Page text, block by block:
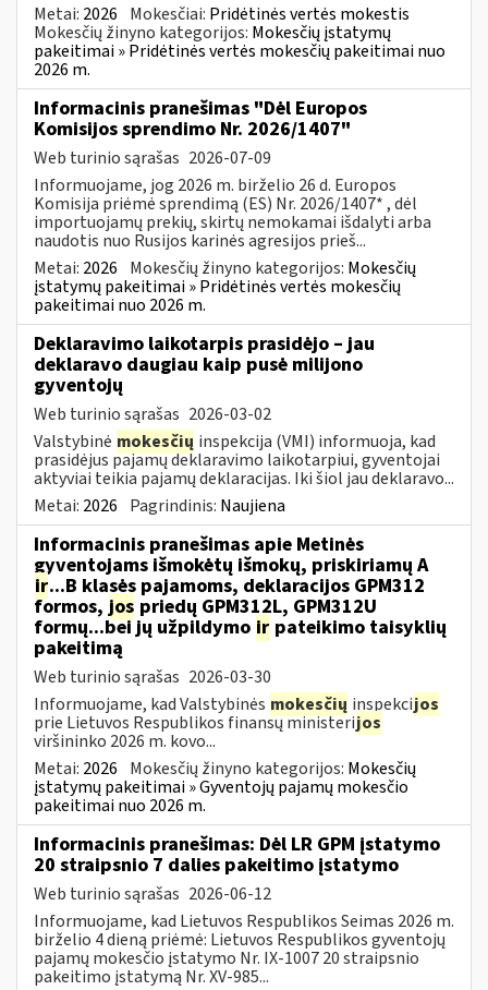
Metai: 2026 Mokesčiai: Pridėtinės vertės mokestis
Mokesčių žinyno kategorijos: Mokesčių įstatymų
pakeitimai » Pridėtinės vertės mokesčių pakeitimai nuo
2026 m.
Informacinis pranešimas "Dėl Europos
Komisijos sprendimo Nr. 2026/1407"
Web turinio sąrašas 2026-07-09
Informuojame, jog 2026 m. birželio 26 d. Europos
Komisija priėmė sprendimą (ES) Nr. 2026/1407* , dėl
importuojamų prekių, skirtų nemokamai išdalyti arba
naudotis nuo Rusijos karinės agresijos prieš...
Metai: 2026 Mokesčių žinyno kategorijos: Mokesčių
įstatymų pakeitimai » Pridėtinės vertės mokesčių
pakeitimai nuo 2026 m.
Deklaravimo laikotarpis prasidėjo – jau
deklaravo daugiau kaip pusė milijono
gyventojų
Web turinio sąrašas 2026-03-02
Valstybinė mokesčių inspekcija (VMI) informuoja, kad
prasidėjus pajamų deklaravimo laikotarpiui, gyventojai
aktyviai teikia pajamų deklaracijas. Iki šiol jau deklaravo...
Metai: 2026 Pagrindinis: Naujiena
Informacinis pranešimas apie Metinės
gyventojams išmokėtų išmokų, priskiriamų A
ir...B klasės pajamoms, deklaracijos GPM312
formos, jos priedų GPM312L, GPM312U
formų...bei jų užpildymo ir pateikimo taisyklių
pakeitimą
Web turinio sąrašas 2026-03-30
Informuojame, kad Valstybinės mokesčių inspekcijos
prie Lietuvos Respublikos finansų ministerijos
viršininko 2026 m. kovo...
Metai: 2026 Mokesčių žinyno kategorijos: Mokesčių
įstatymų pakeitimai » Gyventojų pajamų mokesčio
pakeitimai nuo 2026 m.
Informacinis pranešimas: Dėl LR GPM įstatymo
20 straipsnio 7 dalies pakeitimo įstatymo
Web turinio sąrašas 2026-06-12
Informuojame, kad Lietuvos Respublikos Seimas 2026 m.
birželio 4 dieną priėmė: Lietuvos Respublikos gyventojų
pajamų mokesčio įstatymo Nr. IX-1007 20 straipsnio
pakeitimo įstatymą Nr. XV-985...